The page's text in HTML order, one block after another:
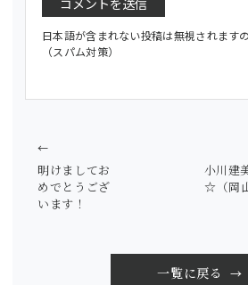
日本語が含まれない投稿は無視されます
（スパム対策）
明けましてお
めでとうござ
います！
←
一覧に戻る
小川建
☆（岡